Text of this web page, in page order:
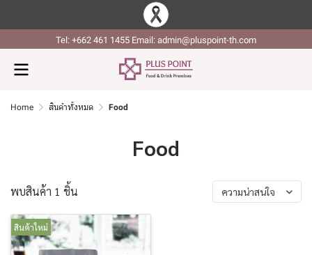
Tel: +662 461 1455 Email: admin@pluspoint-th.com
Home สินค้าทั้งหมด Food
Food
พบสินค้า 1 ชิ้น ความน่าสนใจ
สินค้าใหม่